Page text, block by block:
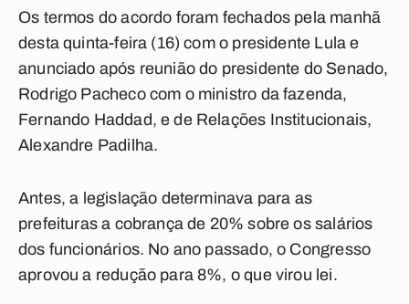
Os termos do acordo foram fechados pela manhã
desta quinta-feira (16) com o presidente Lula e
anunciado após reunião do presidente do Senado,
Rodrigo Pacheco com o ministro da fazenda,
Fernando Haddad, e de Relações Institucionais,
Alexandre Padilha.
Antes, a legislação determinava para as
prefeituras a cobrança de 20% sobre os salários
dos funcionários. No ano passado, o Congresso
aprovou a redução para 8%, o que virou lei.